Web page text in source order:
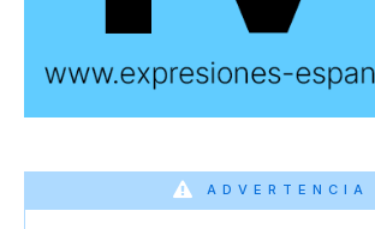
ADVERTENCIA